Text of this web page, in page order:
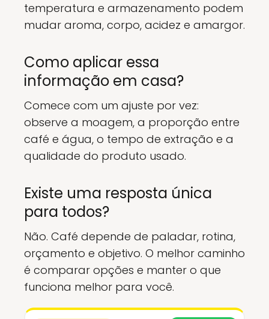
temperatura e armazenamento podem
mudar aroma, corpo, acidez e amargor.
Como aplicar essa
informação em casa?
Comece com um ajuste por vez:
observe a moagem, a proporção entre
café e água, o tempo de extração e a
qualidade do produto usado.
Existe uma resposta única
para todos?
Não. Café depende de paladar, rotina,
orçamento e objetivo. O melhor caminho
é comparar opções e manter o que
funciona melhor para você.